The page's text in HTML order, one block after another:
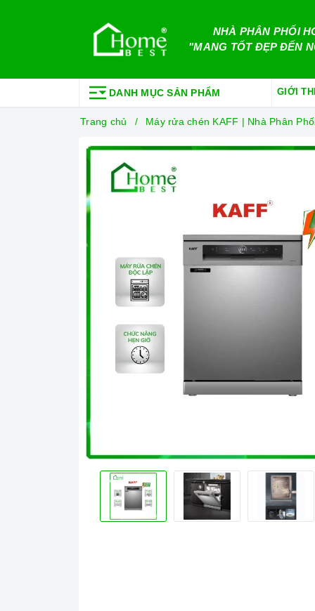
NHÀ PHÂN PHỐI
"MANG TỐT ĐẸP ĐẾN
DANH MỤC SẢN PHẨM GIỚI
Trang chủ Máy rửa chén KAFF | Nhà Phân